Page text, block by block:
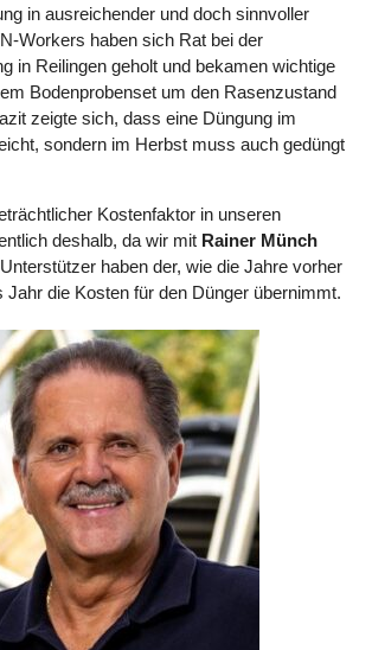
in ausreichender und doch sinnvoller
Workers haben sich Rat bei der
in Reilingen geholt und bekamen wichtige
Bodenprobenset um den Rasenzustand
zeigte sich, dass eine Düngung im
sondern im Herbst muss auch gedüngt
Kostenfaktor in unseren
deshalb, da wir mit Rainer Münch
haben der, wie die Jahre vorher
Jahr die Kosten für den Dünger übernimmt.